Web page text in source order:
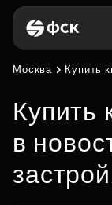
Москва Купить
Купить
в